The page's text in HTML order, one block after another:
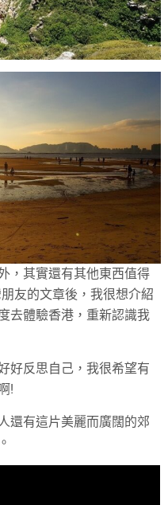
，其實還有其他東西值得
友的文章後，我很想介紹
去體驗香港，重新認識我
好反思自己，我很希望有
!
還有這片美麗而廣闊的郊